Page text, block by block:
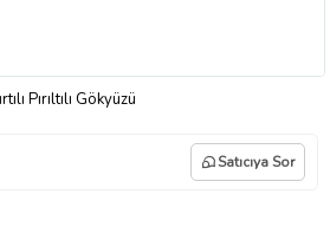
Pırıltılı Gökyüzü
Satıcıya Sor